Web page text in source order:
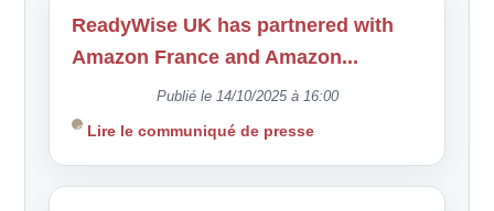
ReadyWise UK has partnered with
Amazon France and Amazon...
Publié le 14/10/2025 à 16:00
Lire le communiqué de presse